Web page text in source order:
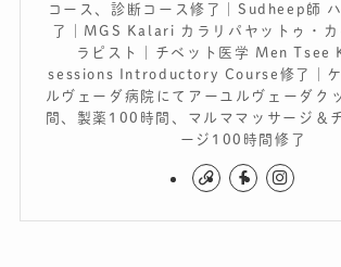
コース、診断コース修了｜Sudheep師
了｜MGS Kalari カラリパヤットゥ・カ
ラピスト｜チベット医学 Men Tsee
sessions Introductory Course修了｜ケ
ルヴェーダ病院にてアーユルヴェーダク
間、製薬100時間、マルママッサージ＆
ージ100時間修了